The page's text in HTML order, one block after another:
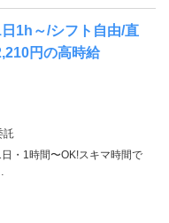
1h～/シフト自由/直
円の高時給
託
・1時間〜OK!スキマ時間で